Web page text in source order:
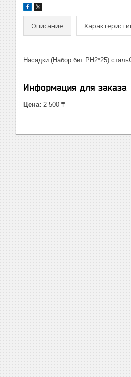
Описание
Насадки (Набор бит PH2*25)
Информация для заказа
Цена: 2 500 ₸